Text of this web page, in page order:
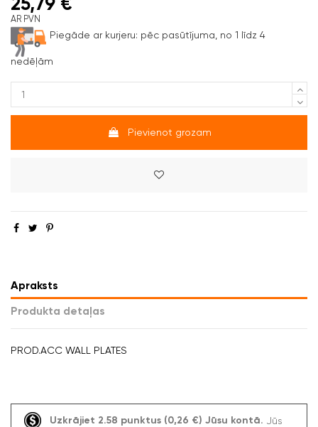
AR PVN
Piegāde ar kurjeru: pēc pasūtījuma, no 1 līdz 4
nedēļām
Pievienot grozam
Apraksts
Produkta detaļas
PROD.ACC WALL PLATES
Uzkrājiet 2.58 punktus (0,26 €) Jūsu kontā.
Jūs